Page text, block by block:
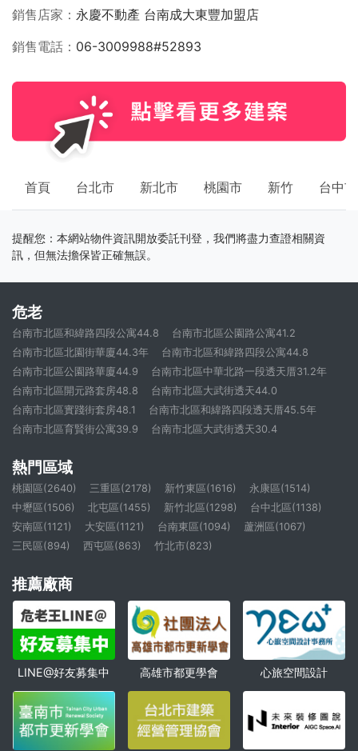
銷售店家
永慶不動產 台南成大東豐加盟店
銷售電話
06-3009988#52893
首頁 台北市 新北市 桃園市 新竹 台中市
提醒您：本網站物件資訊開放委託刊登，我們將盡力查證相關資
訊，但無法擔保皆正確無誤。
危老
台南市北區和緯路四段公寓44.8
台南市北區公園路公寓41.2
台南市北區北園街華廈44.3年
台南市北區和緯路四段公寓44.8
台南市北區公園路華廈44.9
台南市北區中華北路一段透天厝31.2年
台南市北區開元路套房48.8
台南市北區大武街透天44.0
台南市北區實踐街套房48.1
台南市北區和緯路四段透天厝45.5年
台南市北區育賢街公寓39.9
台南市北區大武街透天30.4
熱門區域
桃園區(2640) 三重區(2178) 新竹東區(1616)
永康區(1514)
中壢區(1506)
北屯區(1455) 新竹北區(1298)
台中北區(1138)
安南區(1121)
大安區(1121) 台南東區(1094)
蘆洲區(1067)
三民區(894)
西屯區(863) 竹北市(823)
推薦廠商
LINE@好友募集中 高雄市都更學會 心旅空間設計